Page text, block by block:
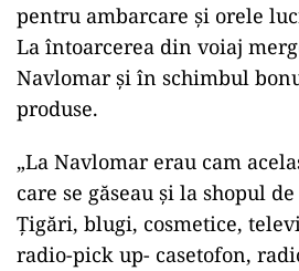
pentru ambarcare și orele
La întoarcerea din voiaj
Navlomar şi în schimbul
produse.
„La Navlomar erau cam
care se găseau şi la shopul
Ţigări, blugi, cosmetice,
radio-pick up- casetofon,